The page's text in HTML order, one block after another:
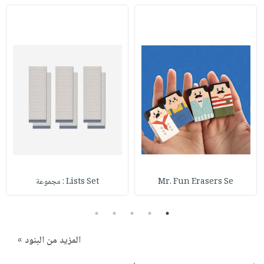
Mr. Fun Erasers Se Lists Set : مجموعة
1
2
3
4
5
المزيد من البنود »